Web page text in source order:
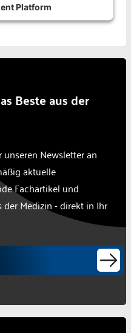
Platform
Beste aus der
Newsletter an
aktuelle
Fachartikel und
Medizin - direkt in Ihr